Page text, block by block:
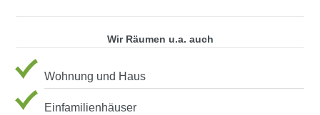
Wir Räumen u.a. auch
Wohnung und Haus
Einfamilienhäuser